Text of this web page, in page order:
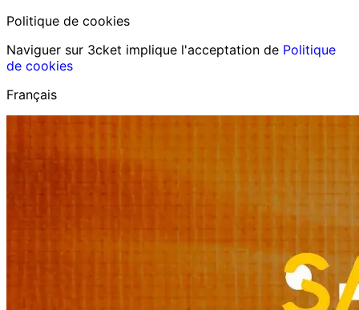
Politique de cookies
Naviguer sur 3cket implique l'acceptation de Politique
de cookies
Français